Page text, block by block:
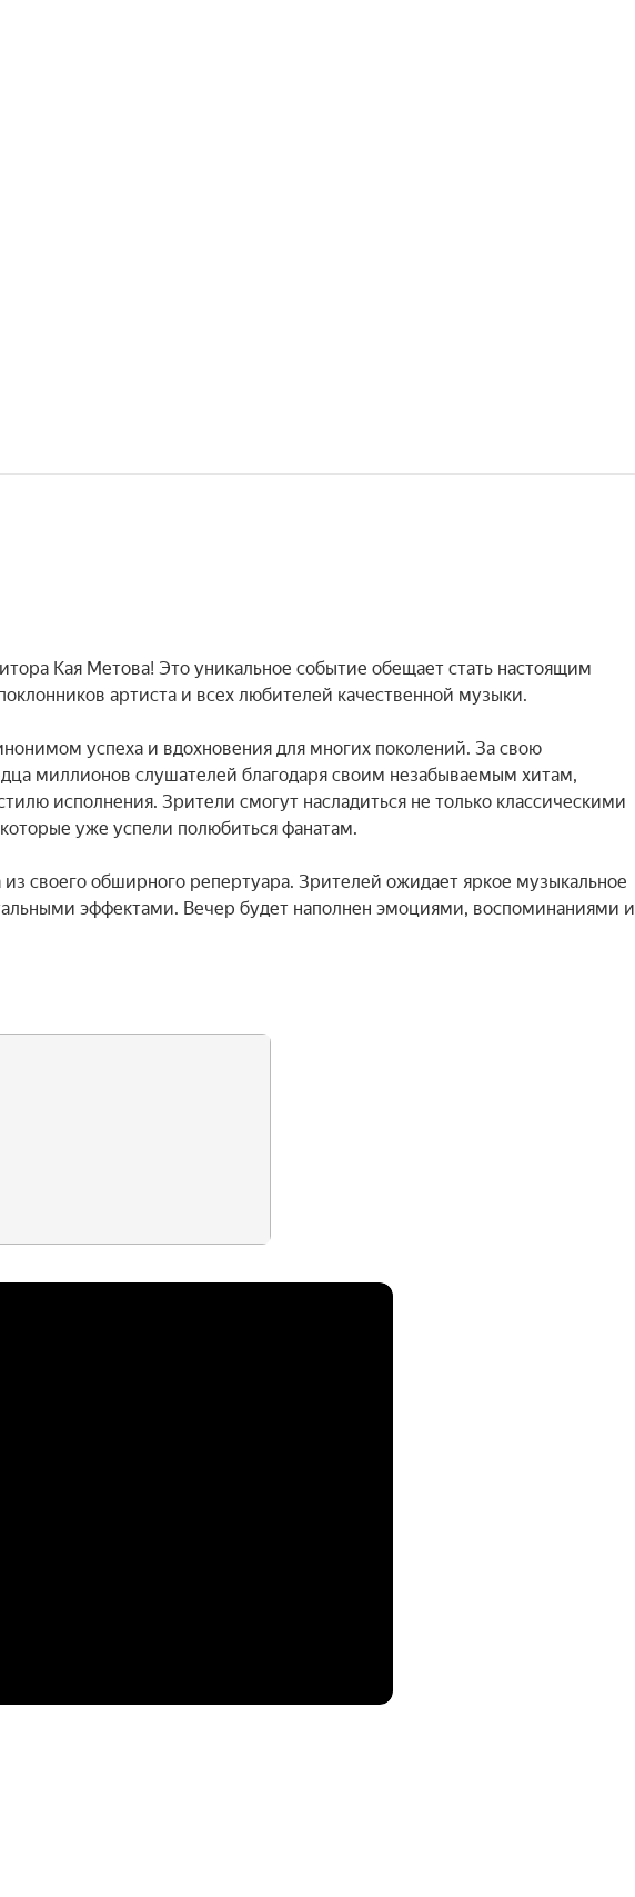
Кая Метова! Это уникальное событие обещает стать настоящим
артиста и всех любителей качественной музыки.
успеха и вдохновения для многих поколений. За свою
миллионов слушателей благодаря своим незабываемым хитам,
исполнения. Зрители смогут насладиться не только классическими
уже успели полюбиться фанатам.
своего обширного репертуара. Зрителей ожидает яркое музыкальное
эффектами. Вечер будет наполнен эмоциями, воспоминаниями и